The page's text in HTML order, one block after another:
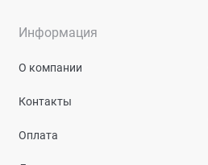
Информация
О компании
Контакты
Оплата